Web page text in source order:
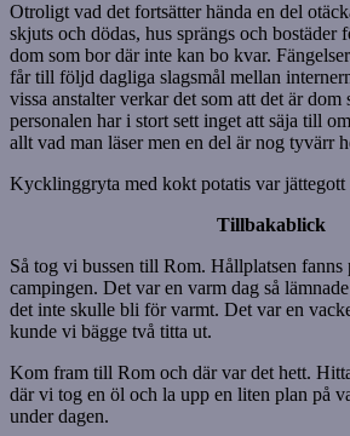
Otroligt vad det fortsätter hända en del
skjuts och dödas, hus sprängs och bostäder
dom som bor där inte kan bo kvar.
får till följd dagliga slagsmål mellan
vissa anstalter verkar det som att det är dom
personalen har i stort sett inget att säja till
allt vad man läser men en del är nog tyvärr
Kycklinggryta med kokt potatis var
Tillbakablick
Så tog vi bussen till Rom. Hållplatsen fanns
campingen. Det var en varm dag så
det inte skulle bli för varmt. Det var en
kunde vi bägge två titta ut.
Kom fram till Rom och där var det hett.
där vi tog en öl och la upp en liten plan på
under dagen.